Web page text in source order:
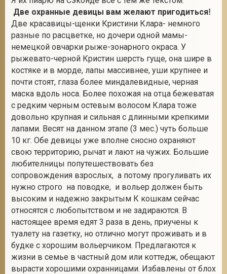
Две охранные девицы вам желают пригодиться!
Две красавицы-щенки Кристини Клара- немного
разные по расцветке, но дочери одной мамы-
немецкой овчарки рыже-зонарного окраса. У
рыжевато-черной Кристин шерсть гуще, она шире в
костяке и в морде, лапы массивнее, уши крупнее и
почти стоят, глаза более миндалевидные, черная
маска вдоль носа. Более похожая на отца бежеватая
с редким черным остевым волосом Клара тоже
довольно крупная и сильная с длинными крепкими
лапами. Весят на данном этапе (3 мес.) чуть больше
10 кг. Обе девицы уже вполне сносно охраняют
свою территорию, рычат и лают на чужих. Большие
любителницы попутешествовать без
сопровождения взрослых, а потому прогуливать их
нужно строго на поводке, и вольер должен быть
высоким и надежно закрытым К кошкам сейчас
относятся с любопытством и не задираются. В
настоящее время едят 3 раза в день, приучены к
туалету на газетку, но отлично могут проживать и в
будке с хорошим вольерчиком. Предлагаются к
жизни в семье в частный дом или коттедж, обещают
вырасти хорошими охранницами. Избавлены от блох